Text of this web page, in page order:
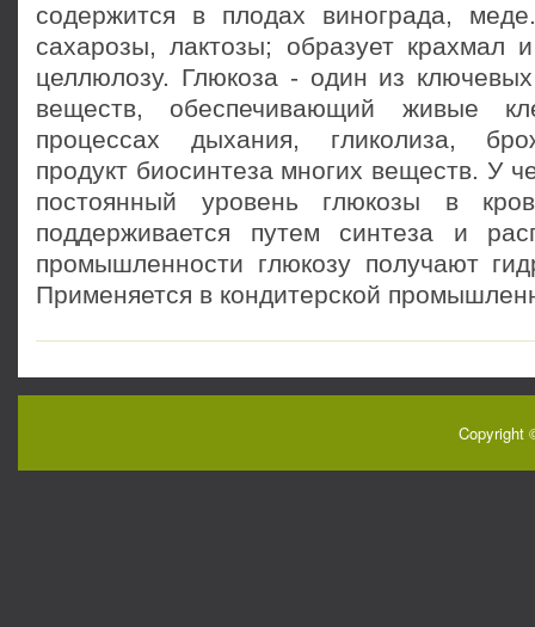
содержится в плодах винограда,
сахарозы, лактозы; образует крахмал
целлюлозу. Глюкоза - один из
веществ, обеспечивающий живые
процессах дыхания, гликолиза,
продукт биосинтеза многих веществ. У
постоянный уровень глюкозы в
поддерживается путем синтеза и
промышленности глюкозу получают
Применяется в кондитерской
Copyright